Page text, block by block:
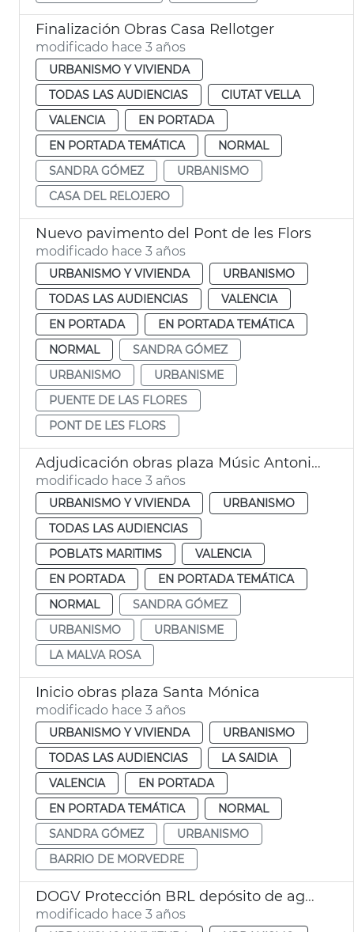
Finalización Obras Casa Rellotger
modificado hace 3 años
URBANISMO Y VIVIENDA
TODAS LAS AUDIENCIAS
CIUTAT VELLA
VALENCIA
EN PORTADA
EN PORTADA TEMÁTICA
NORMAL
SANDRA GÓMEZ
URBANISMO
CASA DEL RELOJERO
Nuevo pavimento del Pont de les Flors
modificado hace 3 años
URBANISMO Y VIVIENDA
URBANISMO
TODAS LAS AUDIENCIAS
VALENCIA
EN PORTADA
EN PORTADA TEMÁTICA
NORMAL
SANDRA GÓMEZ
URBANISMO
URBANISME
PUENTE DE LAS FLORES
PONT DE LES FLORS
Adjudicación obras plaza Músic Antoni Eiximeno
modificado hace 3 años
URBANISMO Y VIVIENDA
URBANISMO
TODAS LAS AUDIENCIAS
POBLATS MARITIMS
VALENCIA
EN PORTADA
EN PORTADA TEMÁTICA
NORMAL
SANDRA GÓMEZ
URBANISMO
URBANISME
LA MALVA ROSA
Inicio obras plaza Santa Mónica
modificado hace 3 años
URBANISMO Y VIVIENDA
URBANISMO
TODAS LAS AUDIENCIAS
LA SAIDIA
VALENCIA
EN PORTADA
EN PORTADA TEMÁTICA
NORMAL
SANDRA GÓMEZ
URBANISMO
BARRIO DE MORVEDRE
DOGV Protección BRL depósito de agua
modificado hace 3 años